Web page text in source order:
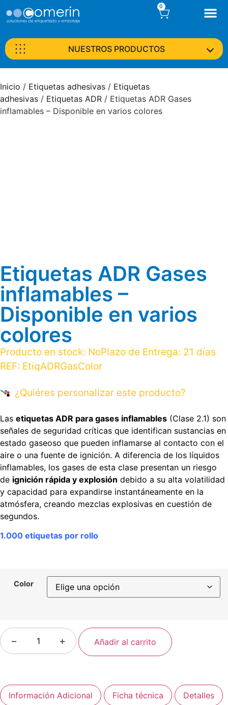
0
NUESTROS PRODUCTOS
Inicio / Etiquetas adhesivas / Etiquetas
adhesivas / Etiquetas ADR / Etiquetas ADR Gases
inflamables – Disponible en varios colores
Etiquetas ADR Gases
inflamables –
Disponible en varios
colores
Producto en stock: NoPlazo de Entrega: 21 días
REF: EtiqADRGasColor
¿Quiéres personalizar este producto?
Las etiquetas ADR para gases inflamables (Clase 2.1) son
señales de seguridad críticas que identifican sustancias en
estado gaseoso que pueden inflamarse al contacto con el
aire o una fuente de ignición. A diferencia de los líquidos
inflamables, los gases de esta clase presentan un riesgo
de ignición rápida y explosión debido a su alta volatilidad
y capacidad para expandirse instantáneamente en la
atmósfera, creando mezclas explosivas en cuestión de
segundos.
1.000 etiquetas por rollo
Color
− + Añadir al carrito
Información Adicional Ficha técnica Detalles